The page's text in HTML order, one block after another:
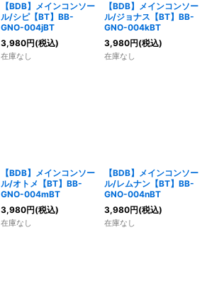
【BDB】メインコンソー
ル/シピ【BT】BB-
GNO-004jBT
3,980円(税込)
在庫なし
【BDB】メインコンソー
ル/ジョナス【BT】BB-
GNO-004kBT
3,980円(税込)
在庫なし
【BDB】メインコンソー
ル/オトメ【BT】BB-
GNO-004mBT
3,980円(税込)
在庫なし
【BDB】メインコンソー
ル/レムナン【BT】BB-
GNO-004nBT
3,980円(税込)
在庫なし